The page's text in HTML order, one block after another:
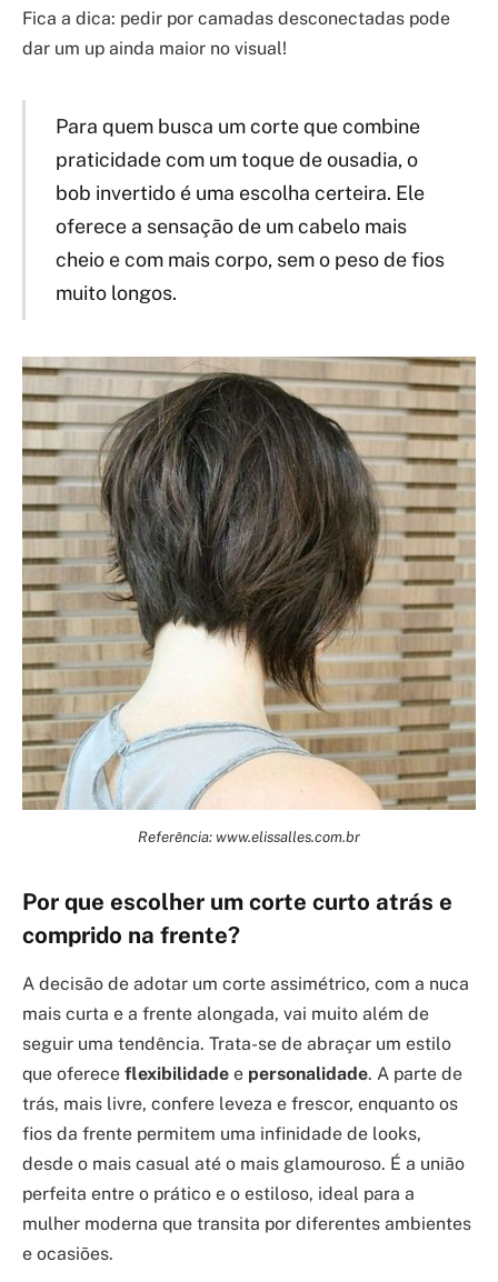
Fica a dica: pedir por camadas desconectadas pode
dar um up ainda maior no visual!
Para quem busca um corte que combine
praticidade com um toque de ousadia, o
bob invertido é uma escolha certeira. Ele
oferece a sensação de um cabelo mais
cheio e com mais corpo, sem o peso de fios
muito longos.
Referência: www.elissalles.com.br
Por que escolher um corte curto atrás e
comprido na frente?
A decisão de adotar um corte assimétrico, com a nuca
mais curta e a frente alongada, vai muito além de
seguir uma tendência. Trata-se de abraçar um estilo
que oferece flexibilidade e personalidade. A parte de
trás, mais livre, confere leveza e frescor, enquanto os
fios da frente permitem uma infinidade de looks,
desde o mais casual até o mais glamouroso. É a união
perfeita entre o prático e o estiloso, ideal para a
mulher moderna que transita por diferentes ambientes
e ocasiões.